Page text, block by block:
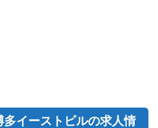
多イーストビルの求人情